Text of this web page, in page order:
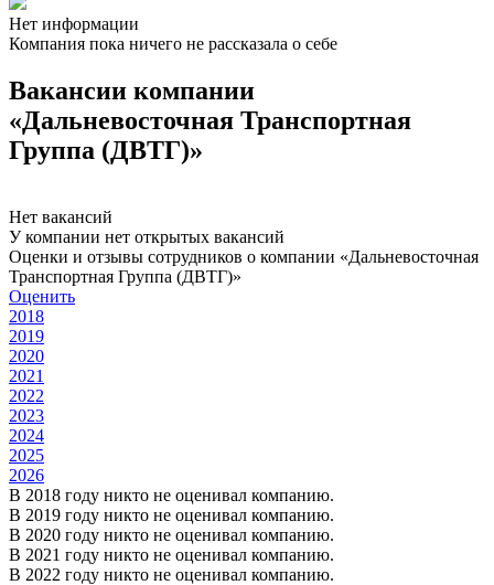
Нет информации
Компания пока ничего не рассказала о себе
Вакансии компании
«Дальневосточная Транспортная
Группа (ДВТГ)»
Нет вакансий
У компании нет открытых вакансий
Оценки и отзывы сотрудников о компании «Дальневосточная
Транспортная Группа (ДВТГ)»
Оценить
2018
2019
2020
2021
2022
2023
2024
2025
2026
В 2018 году никто не оценивал компанию.
В 2019 году никто не оценивал компанию.
В 2020 году никто не оценивал компанию.
В 2021 году никто не оценивал компанию.
В 2022 году никто не оценивал компанию.